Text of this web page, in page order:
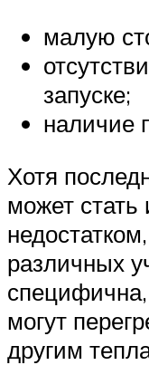
малую
запуске;
наличие
Хотя
может
различных
могут
другим